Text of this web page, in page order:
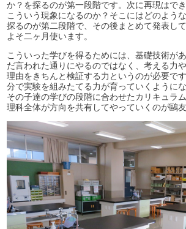
か？を探るのが第一段階です。次に再現はで
こういう現象になるのか？そこにはどのよう
探るのが第二段階で、その後まとめて発表し
よそ二ヶ月使います。
こういった学びを得るためには、基礎技術が
だ言われた通りにやるのではなく、考える力
理由をきちんと検証する力というのが必要で
分で実験を組みたてる力が育っていくように
その子達の学びの段階に合わせたカリキュラ
理科全体が方向を共有してやっていくのが鷗友